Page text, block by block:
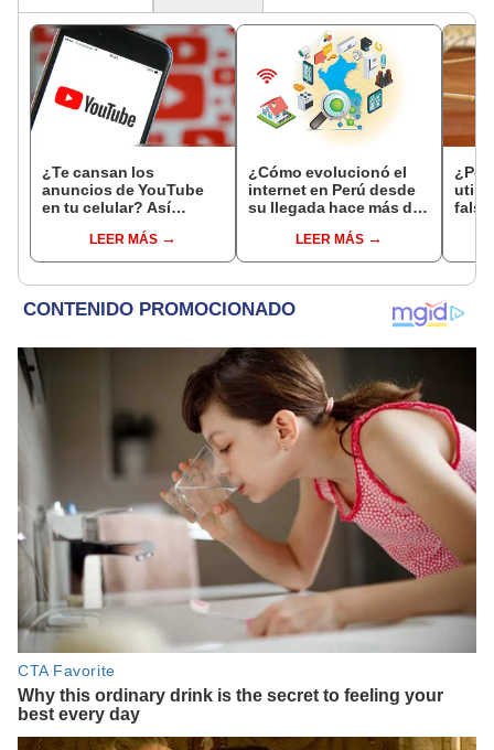
¿Te cansan los
anuncios de YouTube
en tu celular? Así
Android y iPhone
LEER MÁS
¿Cómo evolucionó el
internet en Perú desde
su llegada hace más de
LEER MÁS
¿Por